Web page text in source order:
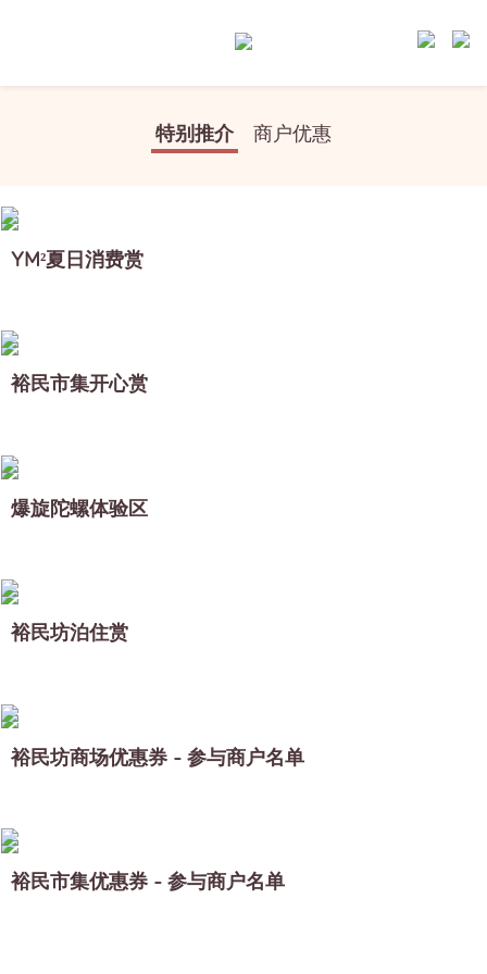
特别推介 商户优惠
YM²夏日消费赏
裕民市集开心赏
爆旋陀螺体验区
裕民坊泊住赏
裕民坊商场优惠券 - 参与商户名单
裕民市集优惠券 - 参与商户名单